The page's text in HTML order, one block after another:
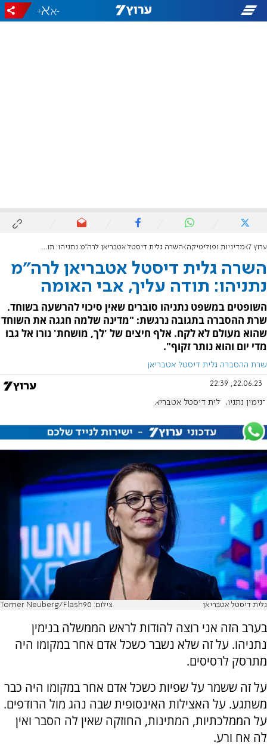
-
+
ערוץ 7 מדיניות ופוליטיקה השרה גלית דיסטל אטבריאן לרה"מ נתניהו: תודה עליך, אבי האומה
השרה גלית דיסטל אטבריאן לרה"מ
נתניהו: תודה עליך, אבי האומה
השופטים במשפט נתניהו סוברים שאין סיכוי להרשעה בשוחד.
שרת ההסברה בתגובה נרגשת: "מדינה שלמה חגגה את השוחד
שהוא מעולם לא לקח. אלף חיצים של 'לך, מושחת' נורו אל גבו
מדי יום והוא נותר זקוף".
שרת ההסברה גלית דיסטל אטבריאן
22.06.23, 22:39
בנימין נתניהו גלית דיסטל אטבריאן
גלית דיסטל אטבריאן צילום: Tomer Neuberg/Flash90
בערב הזה אני רוצה להודות לראש הממשלה בנימין
נתניהו. על זה שלא נשבר כשכל אדם אחר במקומו היה
מתרסק לרסיסים.
על זה ששמר על שפיות כשכל אדם אחר במקומו היה כבר
משתגע. על האצילות האינסופית שבה נהג מול הרודפים.
על הממלכתיות, המתינות, החוזקה שאין לה הסבר ואין
לה אח ורע.